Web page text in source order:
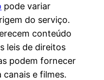
pode variar
do serviço.
conteúdo
leis de direitos
podem fornecer
canais e filmes.